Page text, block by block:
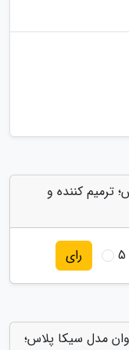
ترمیم کننده و
5 رای
وان مدل سیکا پلاس؛